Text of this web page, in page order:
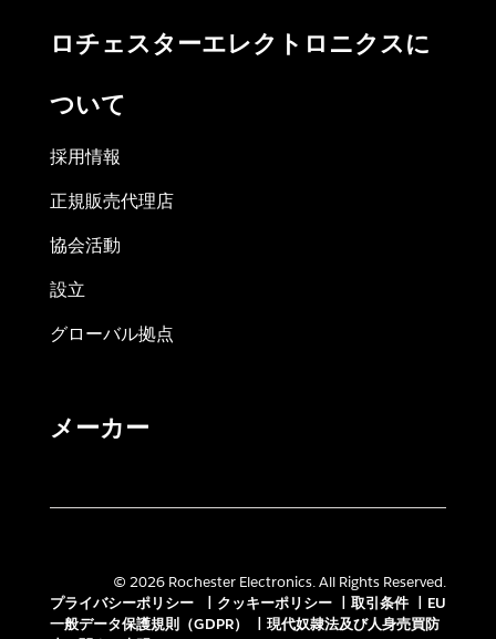
ロチェスターエレクトロニクスに
ついて
採用情報
正規販売代理店
協会活動
設立
グローバル拠点
メーカー
© 2026 Rochester Electronics. All Rights Reserved.
プライバシーポリシー
クッキーポリシー 取引条件
EU
一般データ保護規則（GDPR）
現代奴隷法及び人身売買防